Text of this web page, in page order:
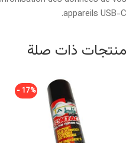
appareils USB-C.
منتجات ذات صلة
17% -